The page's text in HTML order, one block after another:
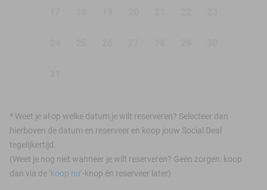
* Weet je al op welke datum je wilt reserveren? Selecteer dan
hierboven de datum en reserveer en koop jouw Social Deal
tegelijkertijd.
(Weet je nog niet wanneer je wilt reserveren? Geen zorgen: koop
dan via de ‘koop nu’-knop én reserveer later)